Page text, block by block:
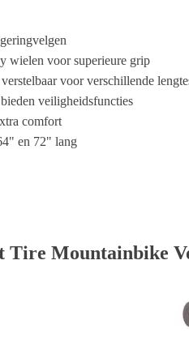
wielen voor superieure grip
voor verschillende
veiligheidsfuncties
comfort
en 72" lang
Tire Mountainbike